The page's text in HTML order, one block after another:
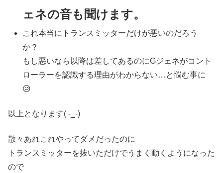
ェネの音も聞けます。
これ本当にトランスミッターだけが悪いのだろう
か？
もし悪いなら以降は差してあるのにGジェネがコント
ローラーを認識する理由がわからない…と悩む事に
😥
以上となります( -_-)
散々あれこれやってダメだったのに
トランスミッターを抜いただけでうまく動くようになった
ので